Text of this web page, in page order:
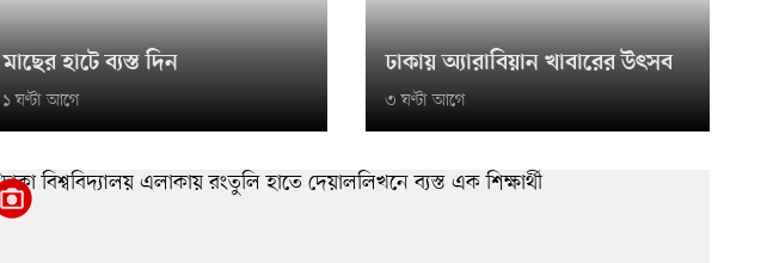
মাছের হাটে ব্যস্ত দিন
১ ঘণ্টা আগে
ঢাকায় অ্যারাবিয়ান খাবারের উৎসব
৩ ঘণ্টা আগে